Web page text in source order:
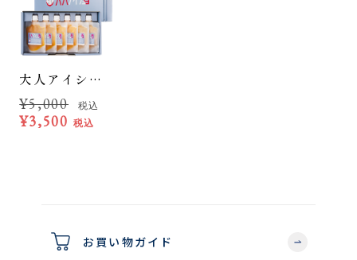
大人アイシュ3種セット
¥5,000 税込
¥3,500 税込
お買い物ガイド